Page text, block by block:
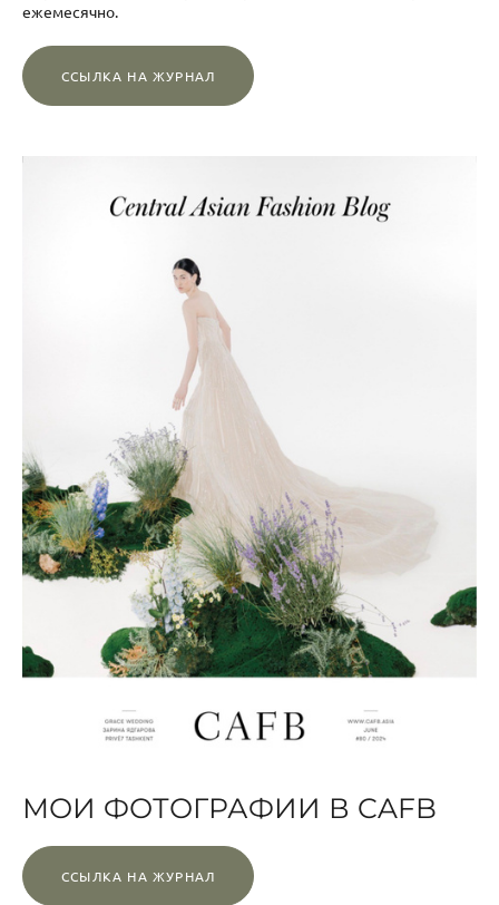
ежемесячно.
ССЫЛКА НА ЖУРНАЛ
МОИ ФОТОГРАФИИ В CAFB
ССЫЛКА НА ЖУРНАЛ